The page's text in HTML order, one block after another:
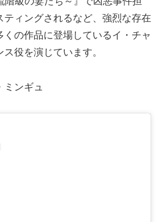
ティングされるなど、強烈な存在
の作品に登場しているイ・チャ
役を演じています。
ンギュ